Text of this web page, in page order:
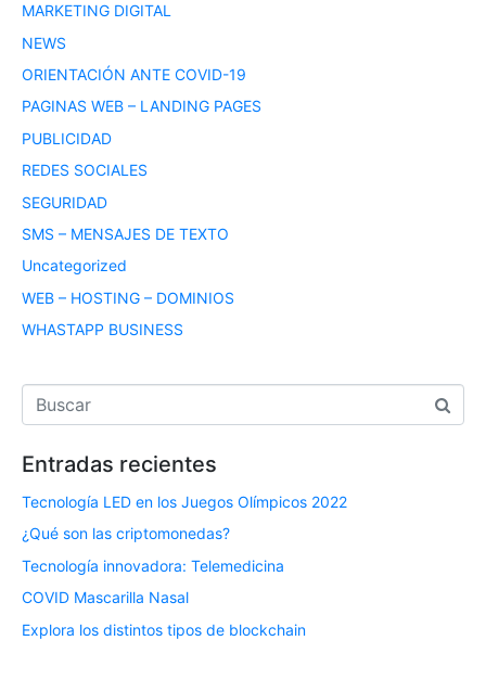
MARKETING DIGITAL
NEWS
ORIENTACIÓN ANTE COVID-19
PAGINAS WEB – LANDING PAGES
PUBLICIDAD
REDES SOCIALES
SEGURIDAD
SMS – MENSAJES DE TEXTO
Uncategorized
WEB – HOSTING – DOMINIOS
WHASTAPP BUSINESS
Entradas recientes
Tecnología LED en los Juegos Olímpicos 2022
¿Qué son las criptomonedas?
Tecnología innovadora: Telemedicina
COVID Mascarilla Nasal
Explora los distintos tipos de blockchain